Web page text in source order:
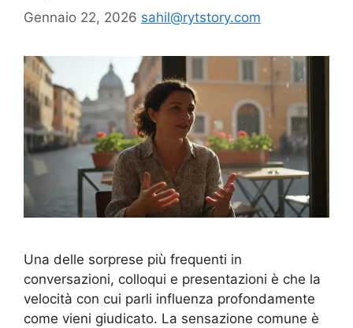
Gennaio 22, 2026 sahil@rytstory.com
Una delle sorprese più frequenti in
conversazioni, colloqui e presentazioni è che la
velocità con cui parli influenza profondamente
come vieni giudicato. La sensazione comune è